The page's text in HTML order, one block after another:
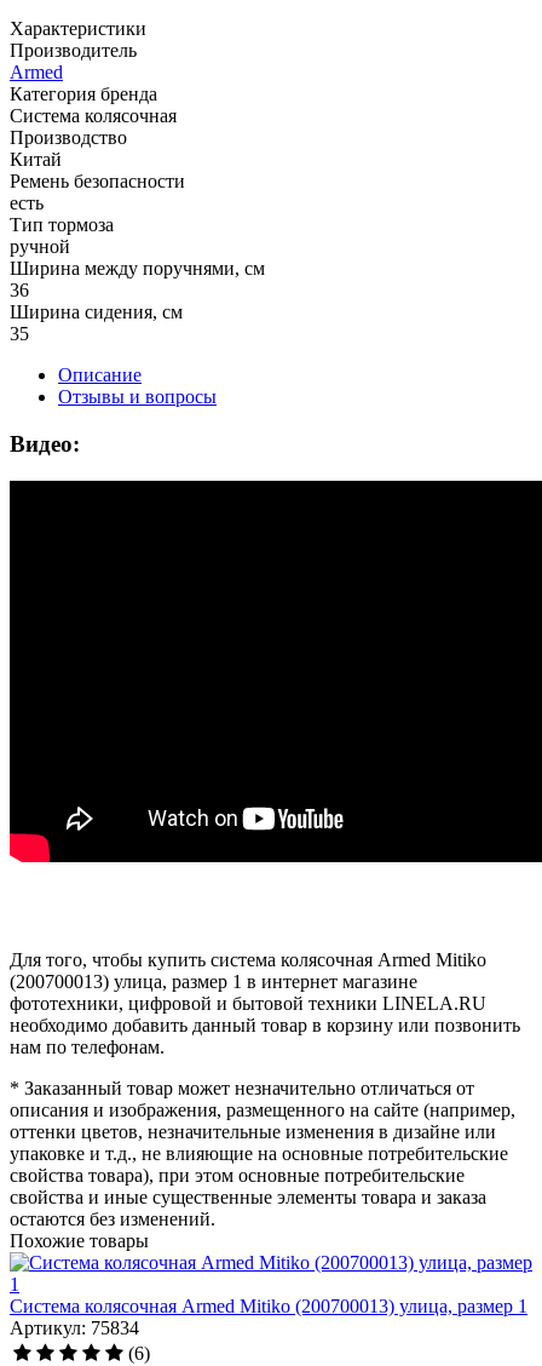
Характеристики
Производитель
Armed
Категория бренда
Система колясочная
Производство
Китай
Ремень безопасности
есть
Тип тормоза
ручной
Ширина между поручнями, см
36
Ширина сидения, см
35
Описание
Отзывы и вопросы
Видео:
Для того, чтобы купить система колясочная Armed Mitiko
(200700013) улица, размер 1 в интернет магазине
фототехники, цифровой и бытовой техники LINELA.RU
необходимо добавить данный товар в корзину или позвонить
нам по телефонам.
* Заказанный товар может незначительно отличаться от
описания и изображения, размещенного на сайте (например,
оттенки цветов, незначительные изменения в дизайне или
упаковке и т.д., не влияющие на основные потребительские
свойства товара), при этом основные потребительские
свойства и иные существенные элементы товара и заказа
остаются без изменений.
Похожие товары
Система колясочная Armed Mitiko (200700013) улица, размер 1
Артикул: 75834
(6)